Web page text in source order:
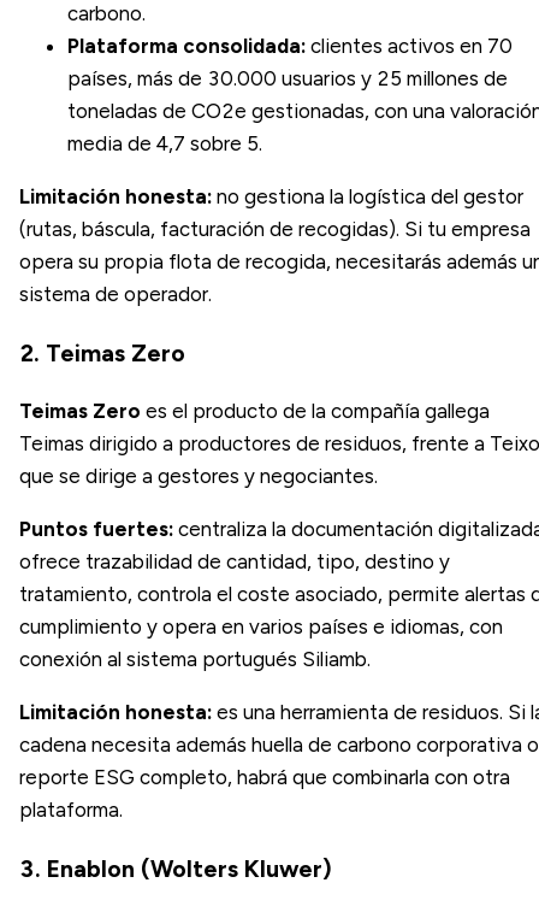
carbono.
Plataforma consolidada: clientes activos en 70
países, más de 30.000 usuarios y 25 millones de
toneladas de CO2e gestionadas, con una
media de 4,7 sobre 5.
Limitación honesta: no gestiona la logística del gestor
(rutas, báscula, facturación de recogidas). Si tu empresa
opera su propia flota de recogida, necesitarás además
sistema de operador.
2. Teimas Zero
Teimas Zero es el producto de la compañía gallega
Teimas dirigido a productores de residuos, frente a
que se dirige a gestores y negociantes.
Puntos fuertes: centraliza la documentación
ofrece trazabilidad de cantidad, tipo, destino y
tratamiento, controla el coste asociado, permite alertas
cumplimiento y opera en varios países e idiomas, con
conexión al sistema portugués Siliamb.
Limitación honesta: es una herramienta de residuos. Si
cadena necesita además huella de carbono corporativa o
reporte ESG completo, habrá que combinarla con otra
plataforma.
3. Enablon (Wolters Kluwer)